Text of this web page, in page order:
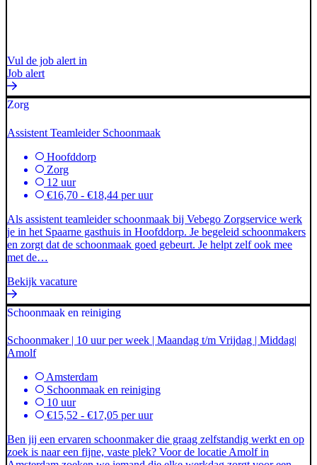
Vul de job alert in
Job alert
Zorg
Assistent Teamleider Schoonmaak
Hoofddorp
Zorg
12 uur
€16,70 - €18,44 per uur
Als assistent teamleider schoonmaak bij Vebego Zorgservice werk
je in het Spaarne gasthuis in Hoofddorp. Je begeleid schoonmakers
en zorgt dat de schoonmaak goed gebeurt. Je helpt zelf ook mee
met de…
Bekijk vacature
Schoonmaak en reiniging
Schoonmaker | 10 uur per week | Maandag t/m Vrijdag | Middag|
Amolf
Amsterdam
Schoonmaak en reiniging
10 uur
€15,52 - €17,05 per uur
Ben jij een ervaren schoonmaker die graag zelfstandig werkt en op
zoek is naar een fijne, vaste plek? Voor de locatie Amolf in